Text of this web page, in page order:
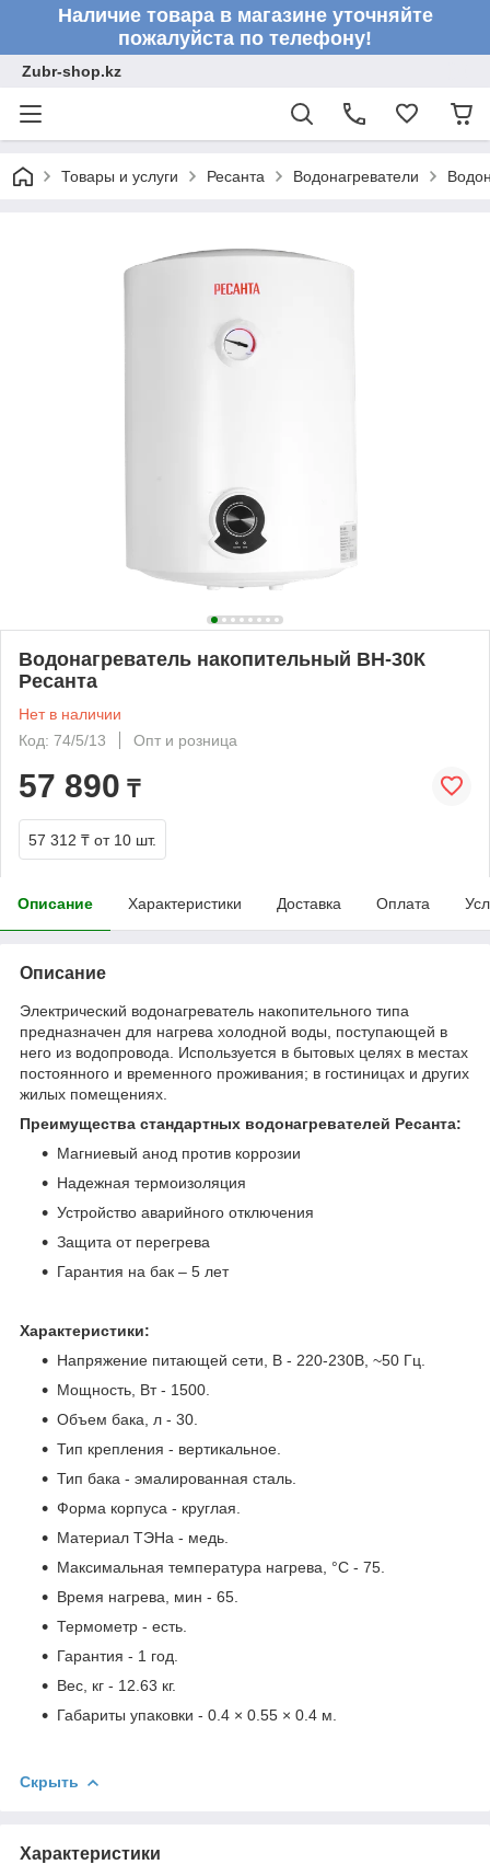
Наличие товара в магазине уточняйте
пожалуйста по телефону!
Zubr-shop.kz
Товары и услуги Ресанта Водонагреватели
Водонагреватель накопительный ВН-30К
Ресанта
Нет в наличии
Код: 74/5/13
Опт и розница
57 890 ₸
57 312 ₸ от 10 шт.
Описание Характеристики Доставка Оплата
Описание
Электрический водонагреватель накопительного типа
предназначен для нагрева холодной воды, поступающей в
него из водопровода. Используется в бытовых целях в местах
постоянного и временного проживания; в гостиницах и других
жилых помещениях.
Преимущества стандартных водонагревателей Ресанта:
Магниевый анод против коррозии
Надежная термоизоляция
Устройство аварийного отключения
Защита от перегрева
Гарантия на бак – 5 лет
Характеристики:
Напряжение питающей сети, В - 220-230В, ~50 Гц.
Мощность, Вт - 1500.
Объем бака, л - 30.
Тип крепления - вертикальное.
Тип бака - эмалированная сталь.
Форма корпуса - круглая.
Материал ТЭНа - медь.
Максимальная температура нагрева, °С - 75.
Время нагрева, мин - 65.
Термометр - есть.
Гарантия - 1 год.
Вес, кг - 12.63 кг.
Габариты упаковки - 0.4 × 0.55 × 0.4 м.
Скрыть
Характеристики